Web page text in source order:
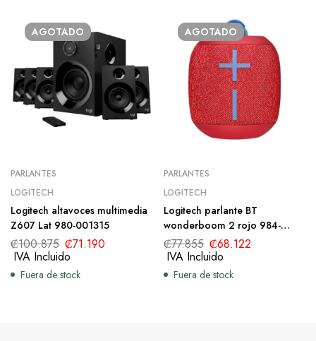
AGOTADO
PARLANTES
LOGITECH
Logitech altavoces multimedia
Z607 Lat 980-001315
₡100.875 ₡71.190
IVA Incluido
Fuera de stock
AGOTADO
PARLANTES
LOGITECH
Logitech parlante BT
wonderboom 2 rojo 984-
001549
₡77.855 ₡68.122
IVA Incluido
Fuera de stock